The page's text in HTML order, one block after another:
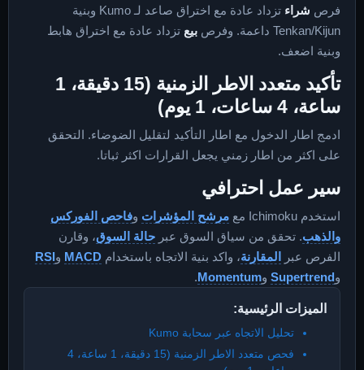
فرص شراء
تزداد عادة مع اختراق صاعد لـ Kumo وبنية
Tenkan/Kijun داعمة. وفرص
بيع تزداد عادة مع اختراق هابط
وبنية اضعف.
تأكيد متعدد الاطر الزمنية (15 دقيقة، 1
ساعة، 4 ساعات، 1 يوم)
ادمج اطار الدخول مع اطار التأكيد لتقليل الضوضاء. التحقق
على اكثر من اطار زمني يجعل القرارات اكثر ثباتا.
سير عمل احترافي
استخدم Ichimoku مع مرشح المؤشرات وفاحص الفوركس
والذهب. تحقق من سياق السوق عبر حالة السوق، وقارن
الفرص عبر
المقارنة، واكد بنية الاتجاه باستخدام MACD وRSI
وSupertrend وMomentum
.
الميزات الرئيسية:
تحليل الاتجاه عبر سحابة Kumo
فحص متعدد الاطر الزمنية (15 دقيقة، 1 ساعة، 4